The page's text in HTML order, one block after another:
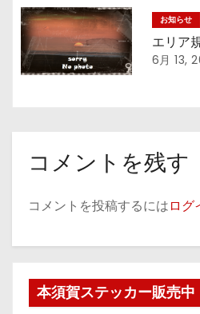
お知らせ
エリア
6月 13,
コメントを残す
コメントを投稿するにはログ
本須賀ステッカー販売中